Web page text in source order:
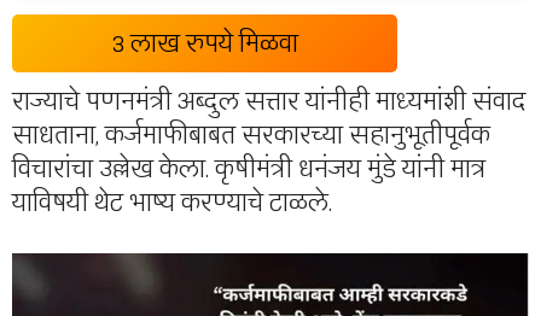
3 लाख रुपये मिळवा
राज्याचे पणनमंत्री अब्दुल सत्तार यांनीही माध्यमांशी संवाद
साधताना, कर्जमाफीबाबत सरकारच्या सहानुभूतीपूर्वक
विचारांचा उल्लेख केला. कृषीमंत्री धनंजय मुंडे यांनी मात्र
याविषयी थेट भाष्य करण्याचे टाळले.